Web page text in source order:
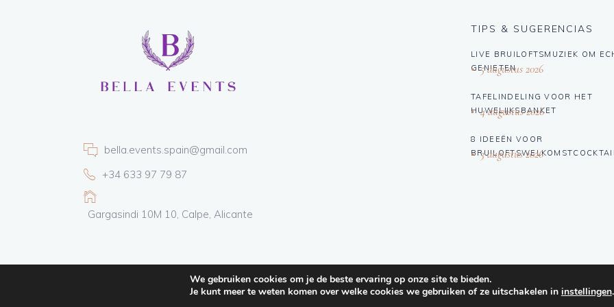
bella.events.spain@gmail.com
+34 633 97 79 87
Gargasindi 10M 10, Calpe, Alicante
TIPS & SUGERENCIAS
LIVE BRUILOFTSMUZIEK OM
GENIETEN
5 augustus 2026
TAFELINDELING VOOR HET
HUWELIJKSBANKET
4 augustus 2026
8 IDEEËN VOOR
3 augustus 2026
We gebruiken cookies om je de beste ervaring op onze site te bieden.
Je kunt meer te weten komen over welke cookies we gebruiken of ze uitschakelen in instellingen.